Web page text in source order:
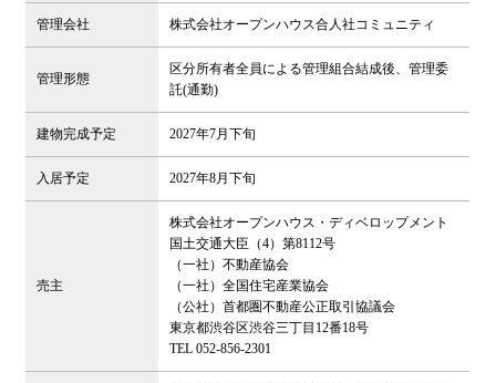
管理会社 株式会社オープンハウス合人社コミュニティ
管理形態
区分所有者全員による管理組合結成後、管理委
託(通勤)
建物完成予定 2027年7月下旬
入居予定 2027年8月下旬
売主
株式会社オープンハウス・ディベロップメント
国土交通大臣（4）第8112号
（一社）不動産協会
（一社）全国住宅産業協会
（公社）首都圏不動産公正取引協議会
東京都渋谷区渋谷三丁目12番18号
TEL 052-856-2301